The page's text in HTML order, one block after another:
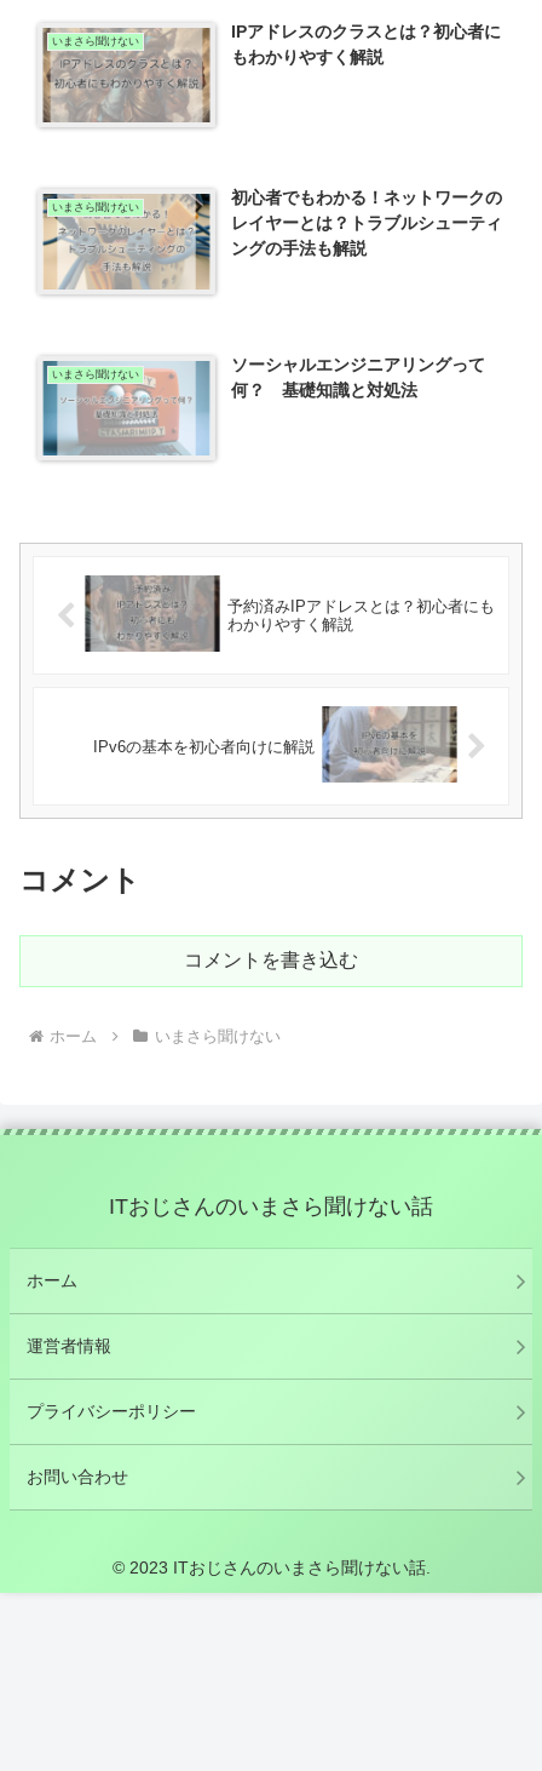
いまさら聞けない
IPアドレスのクラスとは？初心者に
もわかりやすく解説
いまさら聞けない
初心者でもわかる！ネットワークの
レイヤーとは？トラブルシューティ
ングの手法も解説
いまさら聞けない
ソーシャルエンジニアリングって
何？ 基礎知識と対処法
予約済みIPアドレスとは？初心者にも
わかりやすく解説
IPv6の基本を初心者向けに解説
コメント
コメントを書き込む
ホーム いまさら聞けない
ITおじさんのいまさら聞けない話
ホーム
運営者情報
プライバシーポリシー
お問い合わせ
© 2023 ITおじさんのいまさら聞けない話.